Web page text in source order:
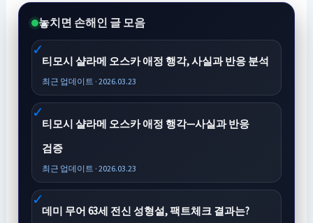
놓치면 손해인 글 모음
티모시 샬라메 오스카 애정 행각, 사실과 반응 분석
최근 업데이트 · 2026.03.23
티모시 샬라메 오스카 애정 행각—사실과 반응
검증
최근 업데이트 · 2026.03.23
데미 무어 63세 전신 성형설, 팩트체크 결과는?